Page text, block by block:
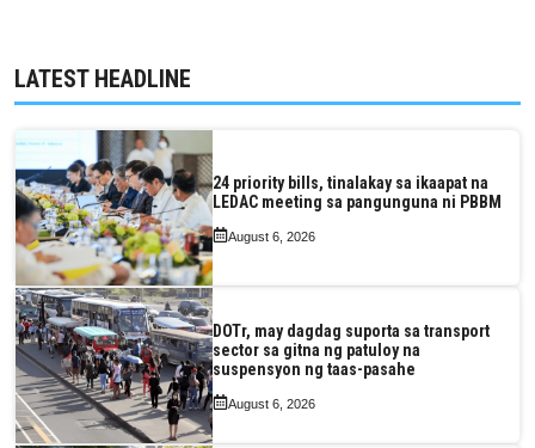
LATEST HEADLINE
24 priority bills, tinalakay sa ikaapat na
LEDAC meeting sa pangunguna ni PBBM
August 6, 2026
DOTr, may dagdag suporta sa transport
sector sa gitna ng patuloy na
suspensyon ng taas-pasahe
August 6, 2026